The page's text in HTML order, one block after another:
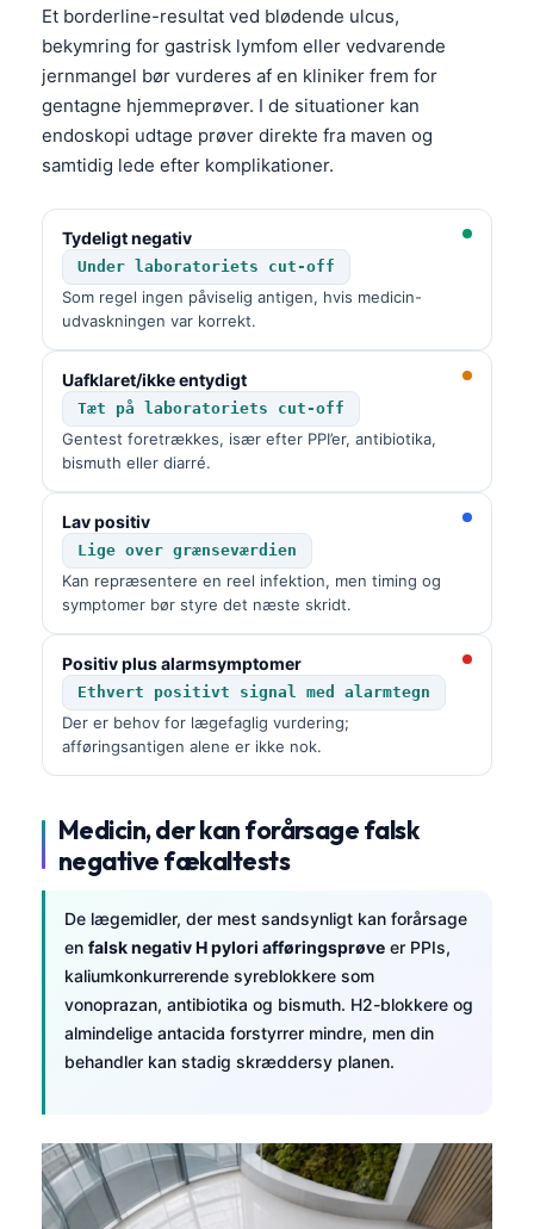
Et borderline-resultat ved blødende ulcus,
bekymring for gastrisk lymfom eller vedvarende
jernmangel bør vurderes af en kliniker frem for
gentagne hjemmeprøver. I de situationer kan
endoskopi udtage prøver direkte fra maven og
samtidig lede efter komplikationer.
Tydeligt negativ
Under laboratoriets cut-off
Som regel ingen påviselig antigen, hvis medicin-
udvaskningen var korrekt.
Uafklaret/ikke entydigt
Tæt på laboratoriets cut-off
Gentest foretrækkes, især efter PPI’er, antibiotika,
bismuth eller diarré.
Lav positiv
Lige over grænseværdien
Kan repræsentere en reel infektion, men timing og
symptomer bør styre det næste skridt.
Positiv plus alarmsymptomer
Ethvert positivt signal med alarmtegn
Der er behov for lægefaglig vurdering;
afføringsantigen alene er ikke nok.
Medicin, der kan forårsage falsk
negative fækaltests
De lægemidler, der mest sandsynligt kan forårsage
en falsk negativ H pylori afføringsprøve er PPIs,
kaliumkonkurrerende syreblokkere som
vonoprazan, antibiotika og bismuth. H2-blokkere og
almindelige antacida forstyrrer mindre, men din
behandler kan stadig skræddersy planen.